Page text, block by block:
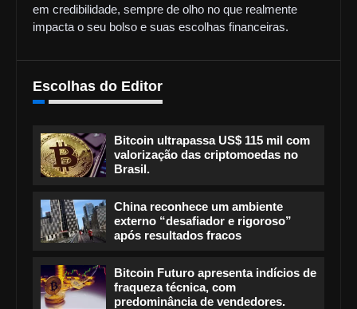
em credibilidade, sempre de olho no que realmente
impacta o seu bolso e suas escolhas financeiras.
Escolhas do Editor
Bitcoin ultrapassa US$ 115 mil com
valorização das criptomoedas no
Brasil.
China reconhece um ambiente
externo “desafiador e rigoroso”
após resultados fracos
Bitcoin Futuro apresenta indícios de
fraqueza técnica, com
predominância de vendedores.